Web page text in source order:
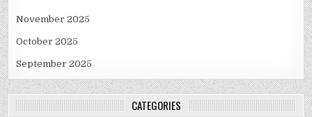
November 2025
October 2025
September 2025
CATEGORIES